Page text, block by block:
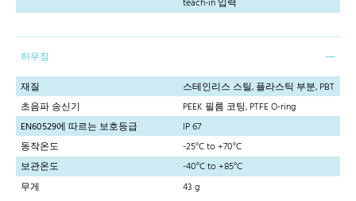
teach-in 입력
하우징
재질
스테인리스 스틸, 플라스틱 부분, PBT
초음파 송신기
PEEK 필름 코팅, PTFE O-ring
EN60529에 따르는 보호등급
IP 67
동작온도
-25°C to +70°C
보관온도
-40°C to +85°C
무게
43 g